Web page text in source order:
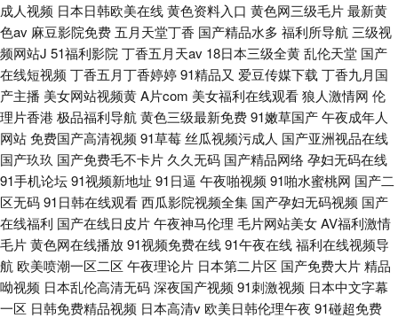
成人视频 日本日韩欧美在线黄色资料入口 黄色网三级毛片最新黄
色av 麻豆影院免费 五月天堂丁香 国产精品水多 福利所导航 三级视
频网站J 51福利影院 丁香五月天av 18日本三级全黄乱伦天堂 国产
在线短视频 丁香五月丁香婷婷91精品又 爱豆传媒下载 丁香九月国
产主播 美女网站视频黄A片com 美女福利在线观看狼人激情网 伦
理片香港 极品福利导航 黄色三级最新免费91嫩草国产午夜成年人
网站免费国产高清视频 91草莓丝瓜视频污成人 国产亚洲视品在线
国产玖玖 国产免费毛不卡片 久久无码 国产精品网络 孕妇无码在线
91手机论坛91视频新地址 91日逼 午夜啪视频 91啪水蜜桃网 国产二
区无码91日韩在线观看西瓜影院视频全集 国产孕妇无码视频 国产
在线福利 国产在线日皮片午夜神马伦理 毛片网站美女AV福利激情
毛片黄色网在线播放91视频免费在线91午夜在线福利在线视频导
航 欧美喷潮一区二区 午夜理论片 日本第二片区 国产免费大片精品
呦视频 日本乱伦高清无码深夜国产视频 91刺激视频 日本中文字幕
一区 日韩免费精品视频 日本高清v 欧美日韩伦理午夜 91碰超免费